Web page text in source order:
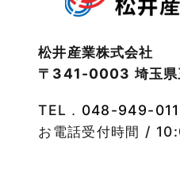
当社は，ユーザーが利用登
ットカード番号，運転免許
することがあります。また
関する情報を当社の提携先
信先などを含みます。以下
から収集することがあります
松井産業株式会社
〒341-0003 埼玉県
TEL． 048-949-
お電話受付時間 /